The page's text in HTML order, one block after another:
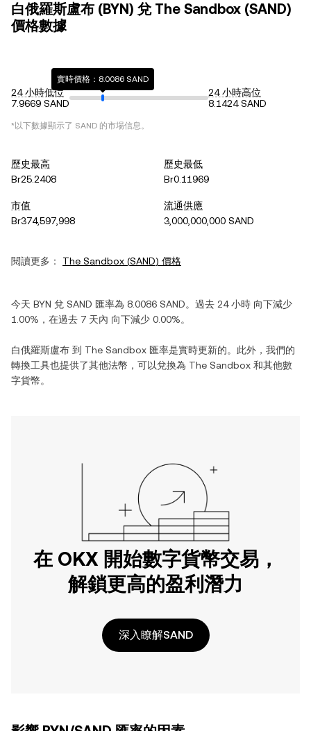
白俄羅斯盧布 (BYN) 兌 The Sandbox (SAND)
價格數據
24 小時低位
7.9669 SAND
實時價格：8.0086 SAND
24 小時高位
8.1424 SAND
*以下數據顯示了 SAND 的市場信息。
歷史最高
Br25.2408
歷史最低
Br0.11969
市值
Br374,597,998
流通供應
3,000,000,000 SAND
閱讀更多： The Sandbox (SAND) 價格
今天 BYN 兌 SAND 匯率為 8.0086 SAND。過去 24 小時 向下減少
1.00% ，在過去 7 天內 向下減少 0.00%。
白俄羅斯盧布 到 The Sandbox 匯率是實時更新的。此外，我們的
轉換工具也提供了其他法幣，可以兌換為 The Sandbox 和其他數
字貨幣。
在 OKX 開始數字貨幣交易，
解鎖更高的盈利潛力
深入瞭解SAND